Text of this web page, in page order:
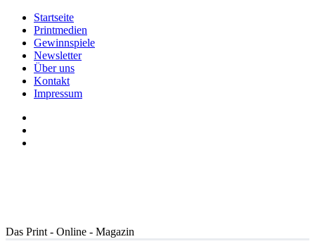
Startseite
Printmedien
Gewinnspiele
Newsletter
Über uns
Kontakt
Impressum
Das Print - Online - Magazin